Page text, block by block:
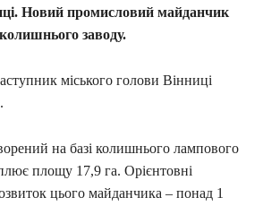
Новий промисловий майданчик
заводу.
міського голови Вінниці
.
на базі колишнього лампового
площу 17,9 га. Орієнтовні
цього майданчика – понад 1